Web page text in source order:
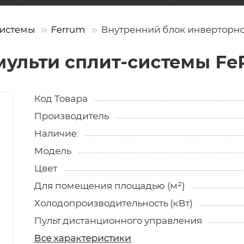
Ferrum Внутренний блок
сплит-системы
Код Товара
Производитель
Наличие:
Модель
Цвет
Для помещения площадью (м²)
Холодопроизводительность (кВт)
Пульт дистанционного управления
Все характеристики